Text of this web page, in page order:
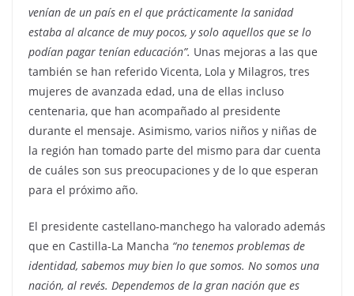
venían de un país en el que prácticamente la sanidad
estaba al alcance de muy pocos, y solo aquellos que se lo
podían pagar tenían educación”. Unas mejoras a las que
también se han referido Vicenta, Lola y Milagros, tres
mujeres de avanzada edad, una de ellas incluso
centenaria, que han acompañado al presidente
durante el mensaje. Asimismo, varios niños y niñas de
la región han tomado parte del mismo para dar cuenta
de cuáles son sus preocupaciones y de lo que esperan
para el próximo año.
El presidente castellano-manchego ha valorado además
que en Castilla-La Mancha “no tenemos problemas de
identidad, sabemos muy bien lo que somos. No somos una
nación, al revés. Dependemos de la gran nación que es